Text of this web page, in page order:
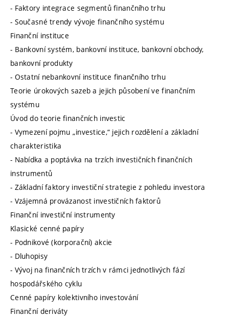
- Faktory integrace segmentů finančního trhu
- Současné trendy vývoje finančního systému
Finanční instituce
- Bankovní systém, bankovní instituce, bankovní obchody,
bankovní produkty
- Ostatní nebankovní instituce finančního trhu
Teorie úrokových sazeb a jejich působení ve finančním
systému
Úvod do teorie finančních investic
- Vymezení pojmu „investice,“ jejich rozdělení a základní
charakteristika
- Nabídka a poptávka na trzích investičních finančních
instrumentů
- Základní faktory investiční strategie z pohledu investora
- Vzájemná provázanost investičních faktorů
Finanční investiční instrumenty
Klasické cenné papíry
- Podnikové (korporační) akcie
- Dluhopisy
- Vývoj na finančních trzích v rámci jednotlivých fází
hospodářského cyklu
Cenné papíry kolektivního investování
Finanční deriváty